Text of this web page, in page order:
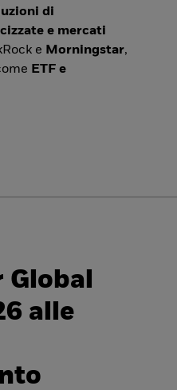
di
e mercati
e Morningstar,
ETF e
alle